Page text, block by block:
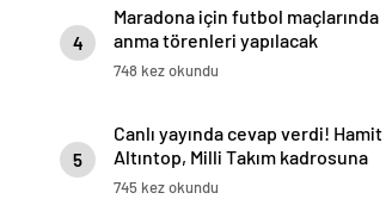
4
Maradona için futbol maçlarında
anma törenleri yapılacak
748 kez okundu
5
Canlı yayında cevap verdi! Hamit
Altıntop, Milli Takım kadrosuna
müdahale ediyor mu?
745 kez okundu